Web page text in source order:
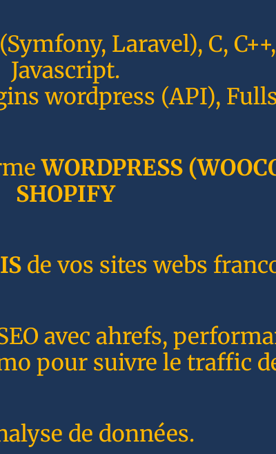
Laravel), C,
Javascript.
wordpress (API),
WORDPRESS
SHOPIFY
de vos sites webs
avec ahrefs,
pour suivre le traffic
de données.